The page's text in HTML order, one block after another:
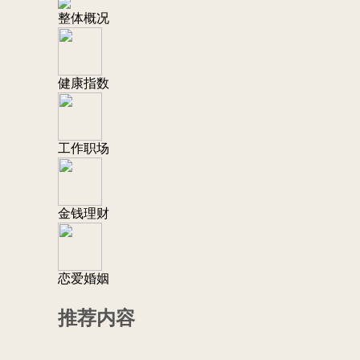
整体概况
健康指数
工作职场
金钱理财
恋爱婚姻
推荐内容